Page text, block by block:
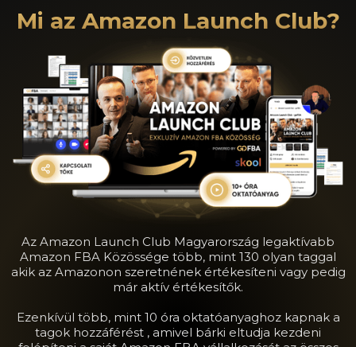
Mi az Amazon Launch Club?
Az Amazon Launch Club Magyarország legaktívabb
Amazon FBA Közössége több, mint 130 olyan taggal
akik az Amazonon szeretnének értékesíteni vagy pedig
már aktív értékesítők.
Ezenkívül több, mint 10 óra oktatóanyaghoz kapnak a
tagok hozzáférést , amivel bárki eltudja kezdeni